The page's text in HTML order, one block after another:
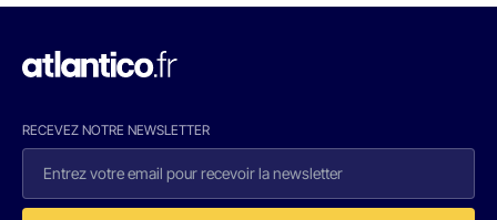
RECEVEZ NOTRE NEWSLETTER